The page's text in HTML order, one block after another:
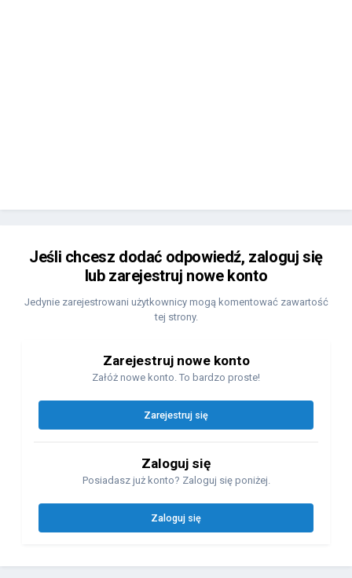
Jeśli chcesz dodać odpowiedź, zaloguj się
lub zarejestruj nowe konto
Jedynie zarejestrowani użytkownicy mogą komentować zawartość
tej strony.
Zarejestruj nowe konto
Załóż nowe konto. To bardzo proste!
Zarejestruj się
Zaloguj się
Posiadasz już konto? Zaloguj się poniżej.
Zaloguj się